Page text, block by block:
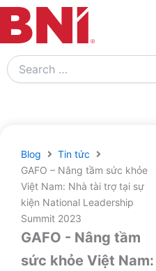
Search
…
Blog
Tin tức
GAFO – Nâng tầm sức khỏe
Việt Nam: Nhà tài trợ tại sự
kiện National Leadership
Summit 2023
GAFO - Nâng tầm
sức khỏe Việt Nam: